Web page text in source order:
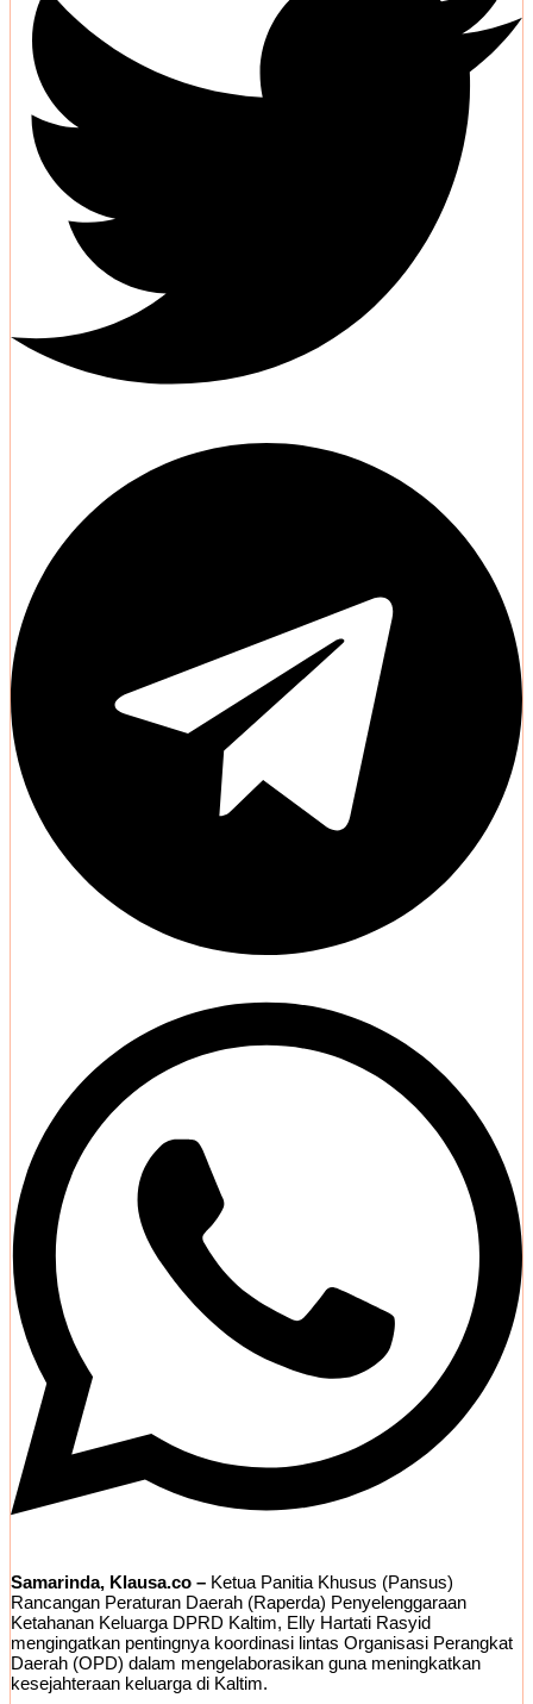
Samarinda, Klausa.co – Ketua Panitia Khusus (Pansus)
Rancangan Peraturan Daerah (Raperda) Penyelenggaraan
Ketahanan Keluarga DPRD Kaltim, Elly Hartati Rasyid
mengingatkan pentingnya koordinasi lintas Organisasi Perangkat
Daerah (OPD) dalam mengelaborasikan guna meningkatkan
kesejahteraan keluarga di Kaltim.